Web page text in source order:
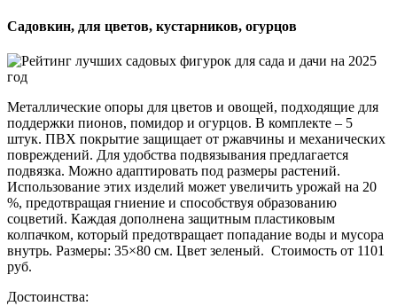
Садовкин, для цветов, кустарников, огурцов
Металлические опоры для цветов и овощей, подходящие для
поддержки пионов, помидор и огурцов. В комплекте – 5
штук. ПВХ покрытие защищает от ржавчины и механических
повреждений. Для удобства подвязывания предлагается
подвязка. Можно адаптировать под размеры растений.
Использование этих изделий может увеличить урожай на 20
%, предотвращая гниение и способствуя образованию
соцветий. Каждая дополнена защитным пластиковым
колпачком, который предотвращает попадание воды и мусора
внутрь. Размеры: 35×80 см. Цвет зеленый. Стоимость от 1101
руб.
Достоинства: